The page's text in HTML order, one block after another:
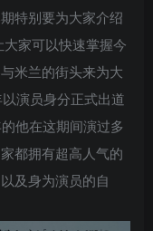
特别要为大家介绍
家可以快速掌握今
米兰的街头来为大
演员身分正式出道
他在这期间演过多
都拥有超高人气的
及身为演员的自